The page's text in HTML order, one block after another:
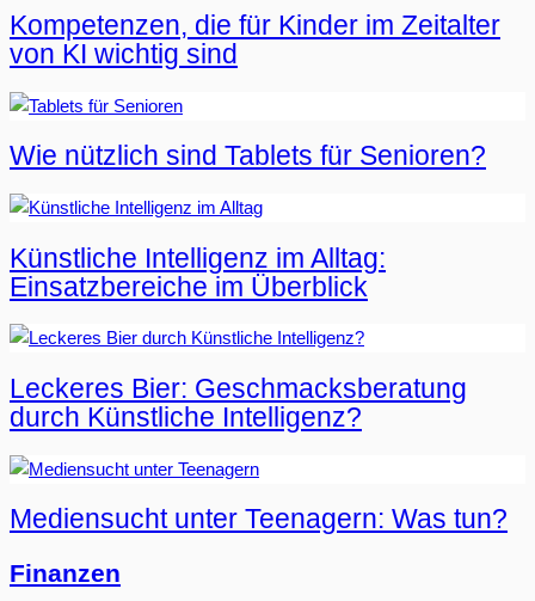
Kompetenzen, die für Kinder im Zeitalter
von KI wichtig sind
Wie nützlich sind Tablets für Senioren?
Künstliche Intelligenz im Alltag:
Einsatzbereiche im Überblick
Leckeres Bier: Geschmacksberatung
durch Künstliche Intelligenz?
Mediensucht unter Teenagern: Was tun?
Finanzen